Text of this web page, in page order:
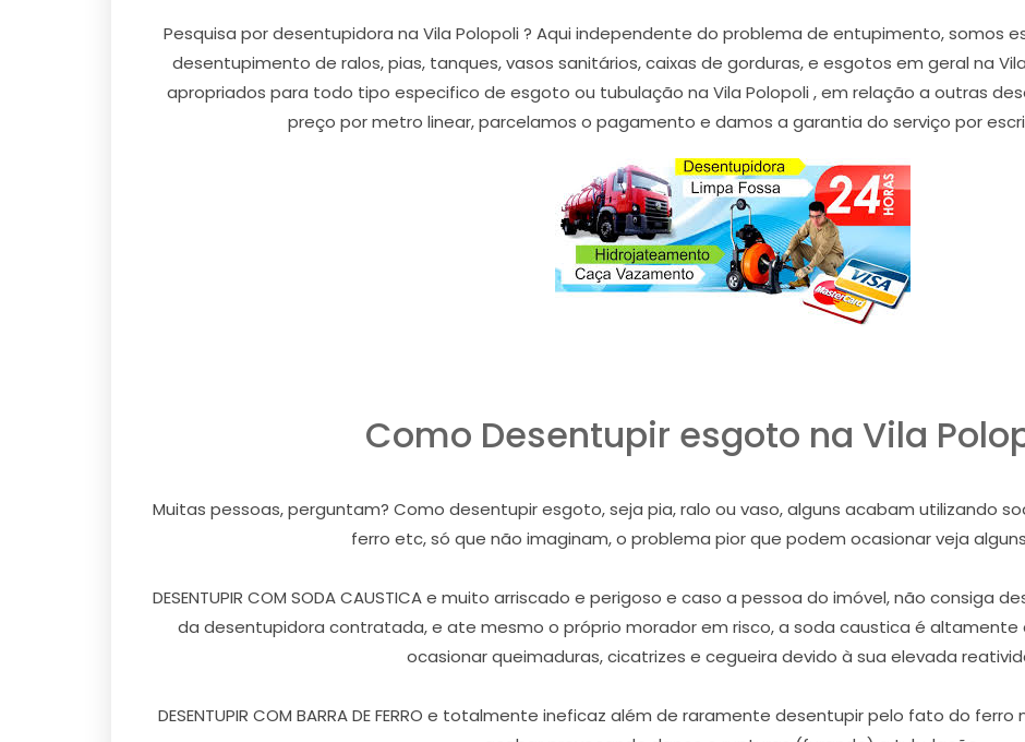
Pesquisa por desentupidora na Vila Polopoli ? Aqui independente do problema de entupimento, somos
desentupimento de ralos, pias, tanques, vasos sanitários, caixas de gorduras, e esgotos em geral na
apropriados para todo tipo especifico de esgoto ou tubulação na Vila Polopoli , em relação a outras
preço por metro linear, parcelamos o pagamento e damos a garantia do serviço por
Como Desentupir esgoto na Vila
Muitas pessoas, perguntam? Como desentupir esgoto, seja pia, ralo ou vaso, alguns acabam utilizando
ferro etc, só que não imaginam, o problema pior que podem ocasionar veja
DESENTUPIR COM SODA CAUSTICA e muito arriscado e perigoso e caso a pessoa do imóvel, não consiga
da desentupidora contratada, e ate mesmo o próprio morador em risco, a soda caustica é altamente
ocasionar queimaduras, cicatrizes e cegueira devido à sua elevada
DESENTUPIR COM BARRA DE FERRO e totalmente ineficaz além de raramente desentupir pelo fato do